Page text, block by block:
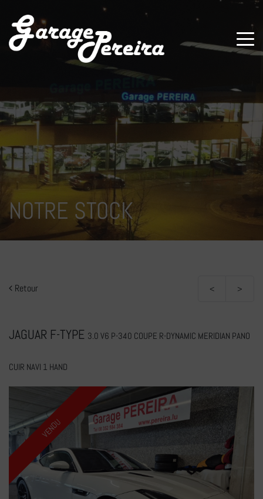
NOTRE STOCK
Retour < >
JAGUAR F-TYPE 3.0 V6 P-340 COUPE R-DYNAMIC MERIDIAN PANO
CUIR NAVI 1 HAND
VENDU
Paramètres avancés des cookies